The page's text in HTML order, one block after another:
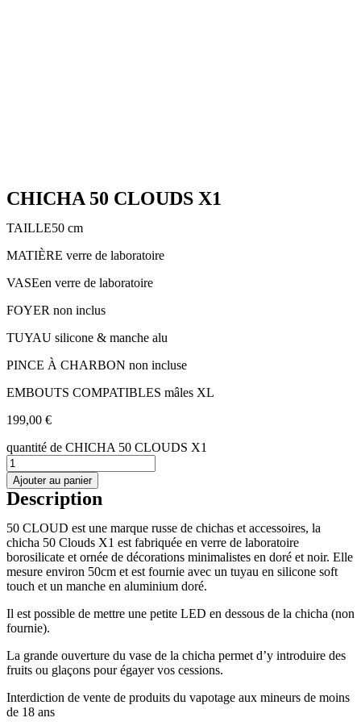
CHICHA 50 CLOUDS X1
TAILLE50 cm
MATIÈRE verre de laboratoire
VASEen verre de laboratoire
FOYER non inclus
TUYAU silicone & manche alu
PINCE À CHARBON non incluse
EMBOUTS COMPATIBLES mâles XL
199,00 €
quantité de CHICHA 50 CLOUDS X1
Ajouter au panier
Description
50 CLOUD est une marque russe de chichas et accessoires, la
chicha 50 Clouds X1 est fabriquée en verre de laboratoire
borosilicate et ornée de décorations minimalistes en doré et noir. Elle
mesure environ 50cm et est fournie avec un tuyau en silicone soft
touch et un manche en aluminium doré.
Il est possible de mettre une petite LED en dessous de la chicha (non
fournie).
La grande ouverture du vase de la chicha permet d’y introduire des
fruits ou glaçons pour égayer vos cessions.
Interdiction de vente de produits du vapotage aux mineurs de moins
de 18 ans